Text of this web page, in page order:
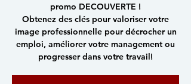
promo DECOUVERTE !
Obtenez des clés pour valoriser votre
image professionnelle pour décrocher un
emploi, améliorer votre management ou
progresser dans votre travail!